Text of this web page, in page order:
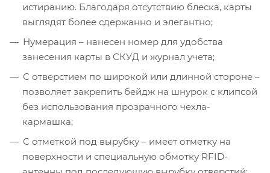
истиранию. Благодаря отсутствию блеска, карты
выглядят более сдержанно и элегантно;
Нумерация – нанесен номер для удобства
занесения карты в СКУД и журнал учета;
С отверстием по широкой или длинной стороне –
позволяет закрепить бейдж на шнурок с клипсой
без использования прозрачного чехла-
кармашка;
С отметкой под вырубку – имеет отметку на
поверхности и специальную обмотку RFID-